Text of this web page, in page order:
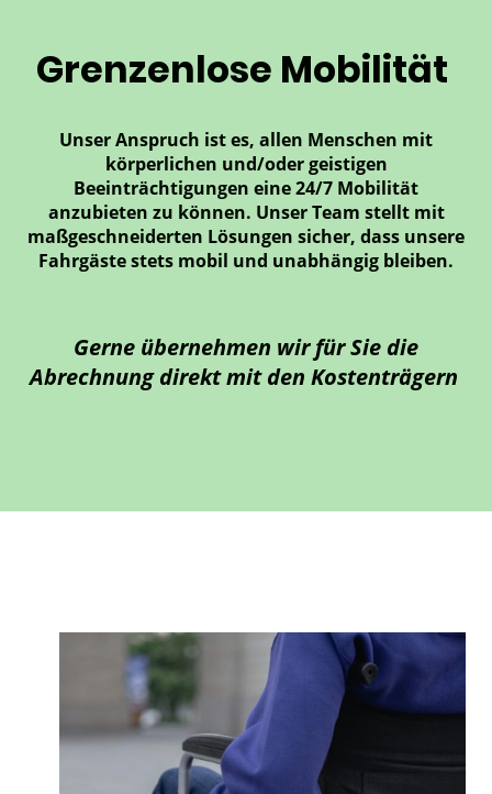
Grenzenlose Mobilität
Unser Anspruch ist es, allen Menschen mit
körperlichen und/oder geistigen
Beeinträchtigungen eine 24/7 Mobilität
anzubieten zu können. Unser Team stellt mit
maßgeschneiderten Lösungen sicher, dass unsere
Fahrgäste stets mobil und unabhängig bleiben.
Gerne übernehmen wir für Sie die
Abrechnung direkt mit den Kostenträgern